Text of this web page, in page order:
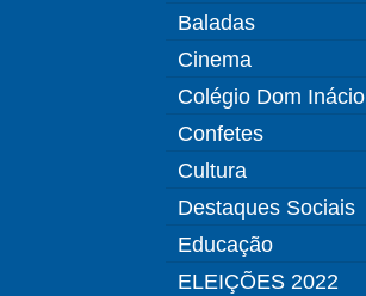
Baladas
Cinema
Colégio Dom Inácio
Confetes
Cultura
Destaques Sociais
Educação
ELEIÇÕES 2022